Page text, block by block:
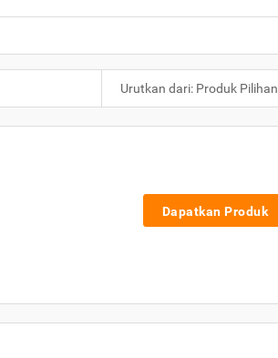
Urutkan dari: Produk Pilihan
Dapatkan Produk